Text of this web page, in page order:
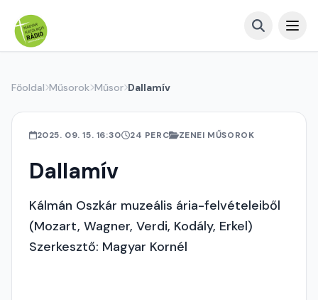
Főoldal Műsorok Műsor Dallamív
2025. 09. 15. 16:30 24 PERC ZENEI MŰSOROK
Dallamív
Kálmán Oszkár muzeális ária-felvételeiből
(Mozart, Wagner, Verdi, Kodály, Erkel)
Szerkesztő: Magyar Kornél